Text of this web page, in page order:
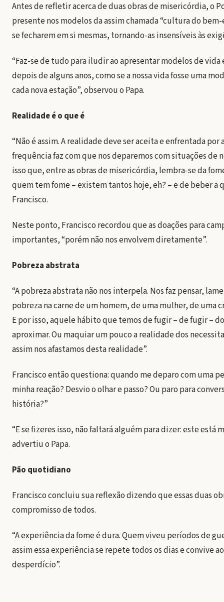
Antes de refletir acerca de duas obras de misericórdia, o
presente nos modelos da assim chamada “cultura do bem-
se fecharem em si mesmas, tornando-as insensíveis às
“Faz-se de tudo para iludir ao apresentar modelos de
depois de alguns anos, como se a nossa vida fosse uma
cada nova estação”, observou o Papa.
Realidade é o que é
“Não é assim. A realidade deve ser aceita e enfrentada
frequência faz com que nos deparemos com situações de
isso que, entre as obras de misericórdia, lembra-se da
quem tem fome – existem tantos hoje, eh? – e de beber a
Francisco.
Neste ponto, Francisco recordou que as doações para
importantes, “porém não nos envolvem diretamente”.
Pobreza abstrata
“A pobreza abstrata não nos interpela. Nos faz pensar,
pobreza na carne de um homem, de uma mulher, de uma
E por isso, aquele hábito que temos de fugir – de fugir –
aproximar. Ou maquiar um pouco a realidade dos
assim nos afastamos desta realidade”.
Francisco então questiona: quando me deparo com uma
minha reação? Desvio o olhar e passo? Ou paro para
história?”
“E se fizeres isso, não faltará alguém para dizer: este está
advertiu o Papa.
Pão quotidiano
Francisco concluiu sua reflexão dizendo que essas duas
compromisso de todos.
“A experiência da fome é dura. Quem viveu períodos de
assim essa experiência se repete todos os dias e convive
desperdício”.